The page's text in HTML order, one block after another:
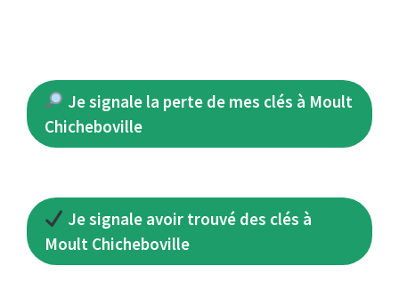
Je signale la perte de mes clés à Moult
Chicheboville
Je signale avoir trouvé des clés à
Moult Chicheboville